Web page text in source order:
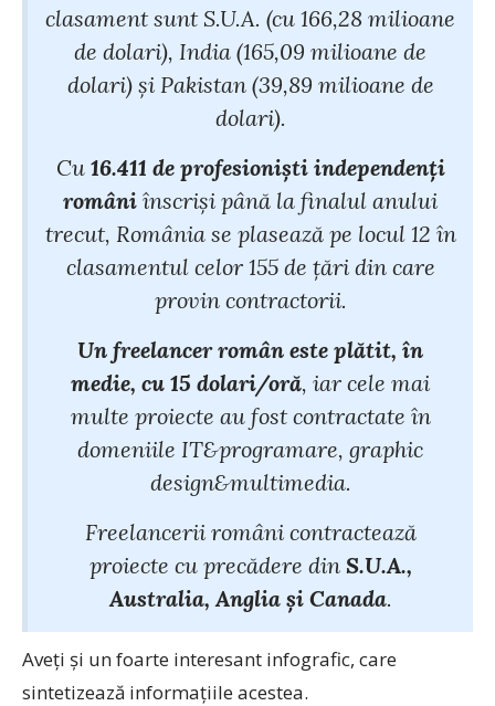
clasament sunt S.U.A. (cu 166,28 milioane
de dolari), India (165,09 milioane de
dolari) şi Pakistan (39,89 milioane de
dolari).
Cu 16.411 de profesionişti independenţi
români înscrişi până la finalul anului
trecut, România se plasează pe locul 12 în
clasamentul celor 155 de ţări din care
provin contractorii.
Un freelancer român este plătit, în
medie, cu 15 dolari/oră, iar cele mai
multe proiecte au fost contractate în
domeniile IT&programare, graphic
design&multimedia.
Freelancerii români contractează
proiecte cu precădere din S.U.A.,
Australia, Anglia şi Canada.
Aveţi şi un foarte interesant infografic, care
sintetizează informaţiile acestea.